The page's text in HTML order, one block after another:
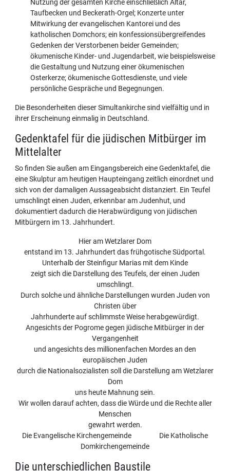
Nutzung der gesamten Kirche einschließlich Altar,
Taufbecken und Beckerath-Orgel; Konzerte unter
Mitwirkung der evangelischen Kantorei und des
katholischen Domchors; ein konfessionsübergreifendes
Gedenken der Verstorbenen beider Gemeinden;
ökumenische Kinder- und Jugendarbeit, wie beispielsweise
die Gestaltung und Nutzung einer ökumenischen
Osterkerze; ökumenische Gottesdienste, und viele
persönliche Gespräche und Begegnungen.
Die Besonderheiten dieser Simultankirche sind vielfältig und in
ihrer Erscheinung einmalig in Deutschland.
Gedenktafel für die jüdischen Mitbürger im
Mittelalter
So finden Sie außen am Eingangsbereich eine Gedenktafel, die
eine Skulptur am heutigen Haupteingang zeitlich einordnet und
sich von der damaligen Aussageabsicht distanziert. Ein Teufel
umschlingt einen Juden, erkennbar am Judenhut, und
dokumentiert dadurch die Herabwürdigung von jüdischen
Mitbürgern im 13. Jahrhundert.
Hier am Wetzlarer Dom
entstand im 13. Jahrhundert das frühgotische Südportal.
Unterhalb der Steinfigur Marias mit dem Kinde
zeigt sich die Darstellung des Teufels, der einen Juden
umschlingt.
Durch solche und ähnliche Darstellungen wurden Juden von
Christen über
Jahrhunderte auf schlimmste Weise herabgewürdigt.
Angesichts der Pogrome gegen jüdische Mitbürger in der
Vergangenheit
und angesichts des millionenfachen Mordes an den
europäischen Juden
durch die Nationalsozialisten soll die Darstellung am Wetzlarer
Dom
uns heute Mahnung sein.
Wir wollen darauf achten, dass die Würde und die Rechte aller
Menschen
gewahrt werden.
Die Evangelische Kirchengemeinde Die Katholische
Domkirchengemeinde
Die unterschiedlichen Baustile